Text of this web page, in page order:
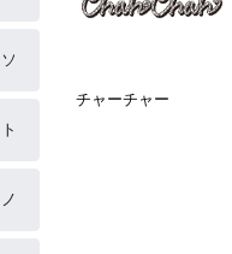
ソ
ト
ノ
チャーチャー